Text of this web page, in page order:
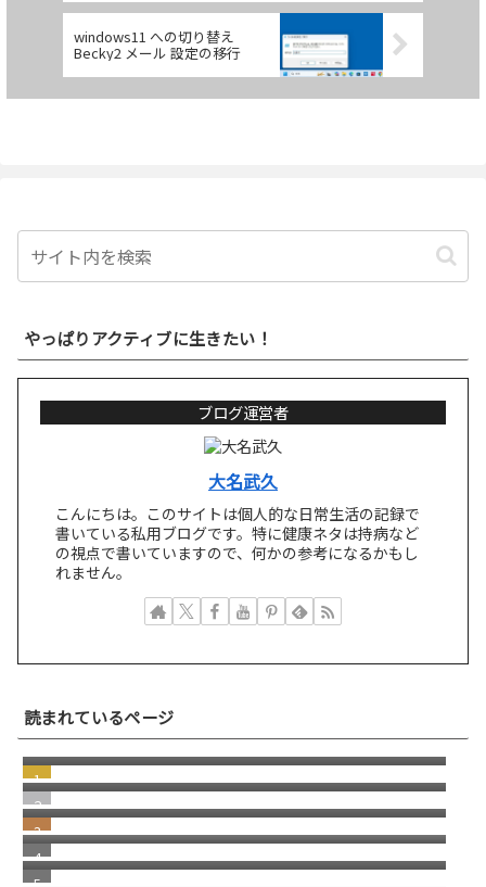
windows11 への切り替え
Becky2 メール 設定の移行
やっぱりアクティブに生きたい！
ブログ運営者
大名武久
こんにちは。このサイトは個人的な日常生活の記録で
書いている私用ブログです。特に健康ネタは持病など
の視点で書いていますので、何かの参考になるかもし
れません。
読まれているページ
突然届いた"Paris付近で新しいデバイスから
先ほどログインしましたか？"という引っか
けスパムメール
若い頃の失敗が、今の自分を助けてくれる瞬
間
windows11 への切り替え Becky2 メール 設定
の移行
日本にはパソコン修理店が多いという話
2026/1 Update Paypal／ペイパルで月末残高
（入金）を確認する方法 リニューアル版
消えた スコッチブランドの 貼ってはがせるテ
ープ